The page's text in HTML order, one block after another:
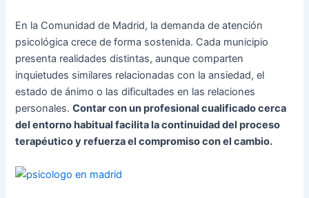
En la Comunidad de Madrid, la demanda de atención
psicológica crece de forma sostenida. Cada municipio
presenta realidades distintas, aunque comparten
inquietudes similares relacionadas con la ansiedad, el
estado de ánimo o las dificultades en las relaciones
personales.Contar con un profesional cualificado cerca
del entorno habitual facilita la continuidad del proceso
terapéutico y refuerza el compromiso con el cambio.